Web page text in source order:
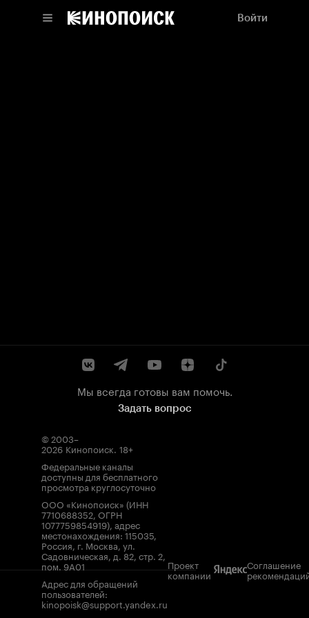
Войти
Мы всегда готовы вам помочь.
Задать вопрос
© 2003–
2026 Кинопоиск. 18+
Федеральные каналы
доступны для бесплатного
просмотра круглосуточно
ООО «Кинопоиск» (ИНН
7710688352, ОГРН
1077759854919), адрес
местонахождения: 115035,
Россия, г. Москва, ул.
Садовническая, д. 82, стр. 2,
пом. 9А01
Адрес для обращений
пользователей:
kinopoisk@support.yandex.ru
Проект
компании
Соглашение